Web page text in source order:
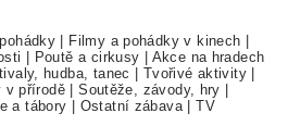
Filmy a pohádky v kinech
Poutě a cirkusy
Akce na hradech
hudba, tanec Tvořivé aktivity
v přírodě |Soutěže, závody, hry
a tábory Ostatní zábava|TV